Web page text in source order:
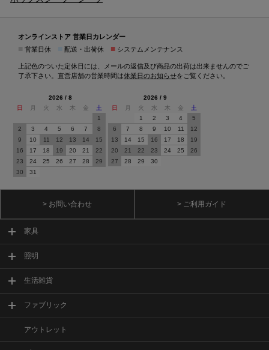
オンラインストア 営業日カレンダー
営業日休 配送・出荷休 ■ システムメンテナンス
上記色のついた定休日には、メールの返信及び商品の出荷は出来ませんのでご
了承下さい。直営店舗の営業時間は休業日のお知らせをご覧ください。
2026 / 8
日
月 火 水 木 金
土
1
2
3 4 5 6 7
8
9
10 11 12 13 14
15
16
17 18 19 20 21
22
23
24 25 26 27 28
29
30
31
2026 / 9
日
月 火 水 木 金
土
1
2 3 4
5
6
7 8 9 10 11
12
13
14 15 16 17 18
19
20
21 22 23 24 25
26
27
28 29 30
> お問い合わせ > ご利用ガイド
家具
照明
生活雑貨
ファブリック
アウトレット